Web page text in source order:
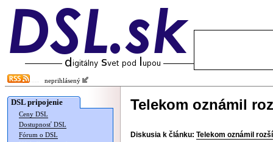
neprihlásený
DSL pripojenie
Ceny DSL
Dostupnosť DSL
Fórum o DSL
Telekom oznámil
Diskusia k článku: Telekom oznámil